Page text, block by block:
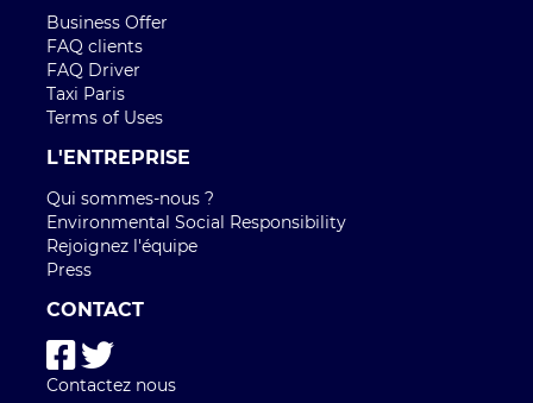
Business Offer
FAQ clients
FAQ Driver
Taxi Paris
Terms of Uses
L'ENTREPRISE
Qui sommes-nous ?
Environmental Social Responsibility
Rejoignez l'équipe
Press
CONTACT
Contactez nous